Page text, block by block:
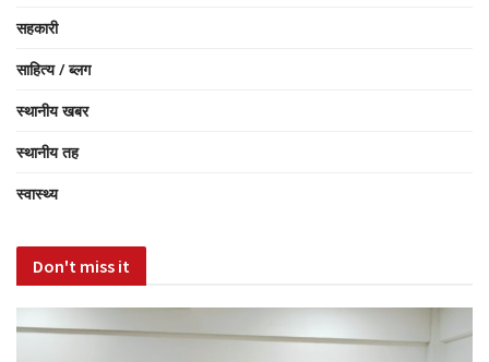
सहकारी
साहित्य / ब्लग
स्थानीय खबर
स्थानीय तह
स्वास्थ्य
Don't miss it